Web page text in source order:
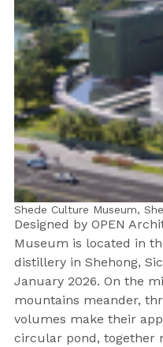
Shede Culture Museum,
Designed by OPEN
Museum is located in
distillery in Shehong,
January 2026. On the
mountains meander,
volumes make their
circular pond, together